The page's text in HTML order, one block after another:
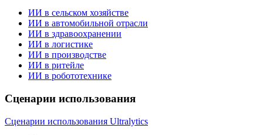
ИИ в сельском хозяйстве
ИИ в автомобильной отрасли
ИИ в здравоохранении
ИИ в логистике
ИИ в производстве
ИИ в ритейле
ИИ в робототехнике
Сценарии использования
Сценарии использования Ultralytics